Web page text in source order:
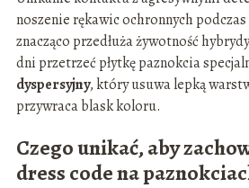
noszenie rękawic ochronnych
znacząco przedłuża żywotność
dni przetrzeć płytkę paznokcia
dyspersyjny, który usuwa lepką
przywraca blask koloru.
Czego unikać, aby
dress code na